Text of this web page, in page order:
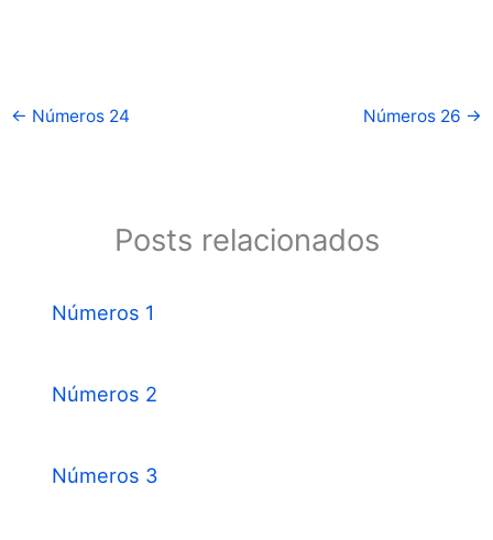
← Números 24 Números 26 →
Posts relacionados
Números 1
Números 2
Números 3